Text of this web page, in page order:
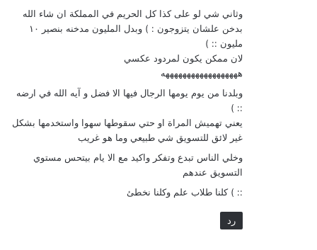
وثاني شي لو على كذا كل الحريم في المملكة ان شاء الله
بدخن علشان يتزوجون : ) وبدل المليون مدخنه بنصير ١٠
مليون :: )
لان ممكن يكون لمردود عكسي
ههههههههههههههههههه
وبلدنا من يوم يومها الرجال فيها الا فضل و آيه الله في ارضه
:: )
يعني تهميش المراة او حتي سقوطها سهوا واستخدمها بشكل
غير لائق للتسويق شي طبيعي وما هو غريب
وخلي الناس تبدع وتفكر واكيد مع الا يام بيتحس مستوي
التسويق عندهم
:: ) كلنا طلاب علم وكلنا نخطئ
رد